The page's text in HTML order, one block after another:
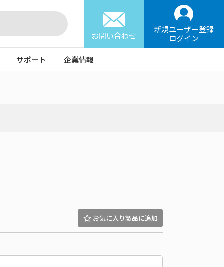
お問い合わせ
新規ユーザー登録
ログイン
サポート 企業情報